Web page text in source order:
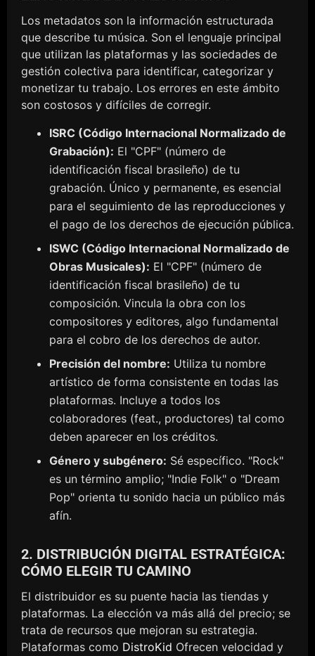
Los metadatos son la información estructurada
que describe tu música. Son el lenguaje principal
que utilizan las plataformas y las sociedades de
gestión colectiva para identificar, categorizar y
monetizar tu trabajo. Los errores en este ámbito
son costosos y difíciles de corregir.
ISRC (Código Internacional Normalizado de
Grabación): El "CPF" (número de
identificación fiscal brasileño) de tu
grabación. Único y permanente, es esencial
para el seguimiento de las reproducciones y
el pago de los derechos de ejecución pública.
ISWC (Código Internacional Normalizado de
Obras Musicales): El "CPF" (número de
identificación fiscal brasileño) de tu
composición. Vincula la obra con los
compositores y editores, algo fundamental
para el cobro de los derechos de autor.
Precisión del nombre: Utiliza tu nombre
artístico de forma consistente en todas las
plataformas. Incluye a todos los
colaboradores (feat., productores) tal como
deben aparecer en los créditos.
Género y subgénero: Sé específico. "Rock"
es un término amplio; "Indie Folk" o "Dream
Pop" orienta tu sonido hacia un público más
afín.
2. DISTRIBUCIÓN DIGITAL ESTRATÉGICA:
CÓMO ELEGIR TU CAMINO
El distribuidor es su puente hacia las tiendas y
plataformas. La elección va más allá del precio; se
trata de recursos que mejoran su estrategia.
Plataformas como DistroKid Ofrecen velocidad y